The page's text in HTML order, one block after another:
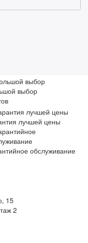
выбор
лучшей цены
обслуживание
15
2